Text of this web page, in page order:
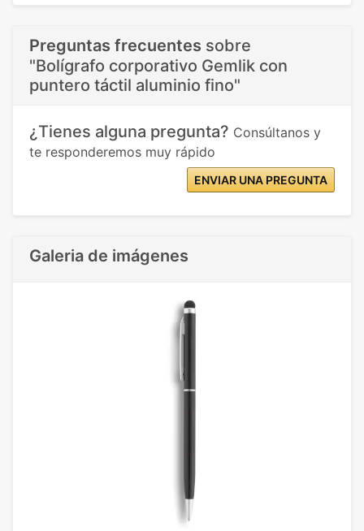
Preguntas frecuentes sobre
"Bolígrafo corporativo Gemlik con
puntero táctil aluminio fino"
¿Tienes alguna pregunta? Consúltanos y
te responderemos muy rápido
ENVIAR UNA PREGUNTA
Galeria de imágenes